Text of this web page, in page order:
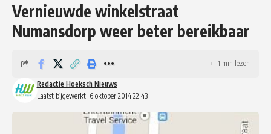
Vernieuwde winkelstraat
Numansdorp weer beter bereikbaar
Laatst bijgewerkt: 6 oktober 2014 22:43
Redactie Hoeksch Nieuws
1 min lezen